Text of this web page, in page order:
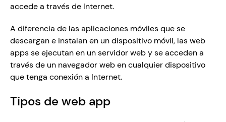
accede a través de Internet.
A diferencia de las aplicaciones móviles que se
descargan e instalan en un dispositivo móvil, las web
apps se ejecutan en un servidor web y se acceden a
través de un navegador web en cualquier dispositivo
que tenga conexión a Internet.
Tipos de web app